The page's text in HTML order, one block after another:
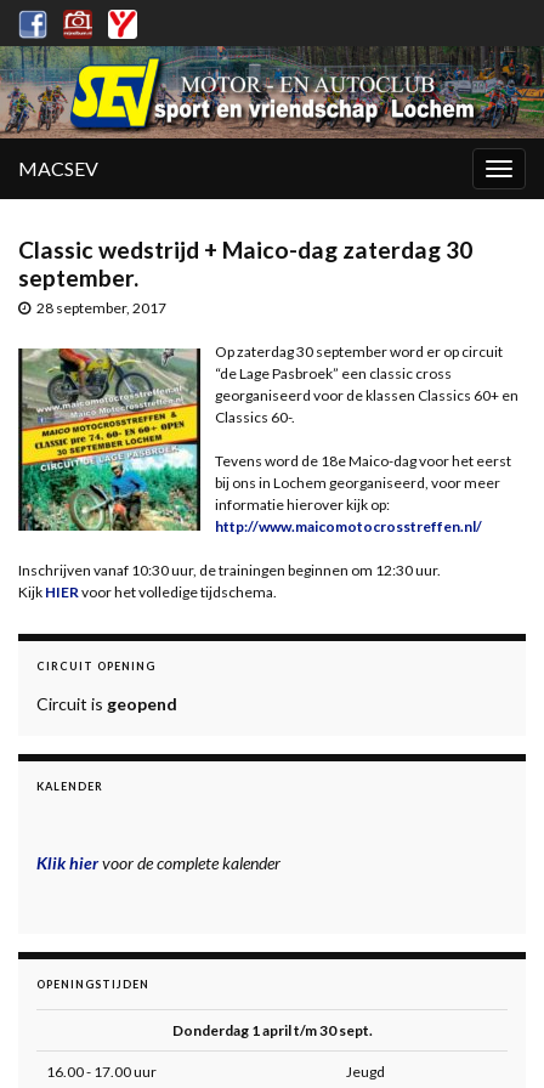
MACSEV
Classic wedstrijd + Maico-dag zaterdag 30
september.
28 september, 2017
Op zaterdag 30 september word er op circuit
“de Lage Pasbroek” een classic cross
georganiseerd voor de klassen Classics 60+ en
Classics 60-.
Tevens word de 18e Maico-dag voor het eerst
bij ons in Lochem georganiseerd, voor meer
informatie hierover kijk op:
http://www.maicomotocrosstreffen.nl/
Inschrijven vanaf 10:30 uur, de trainingen beginnen om 12:30 uur.
Kijk HIER voor het volledige tijdschema.
CIRCUIT OPENING
Circuit is geopend
KALENDER
Klik hiervoor de complete kalender
OPENINGSTIJDEN
Donderdag 1 april t/m 30 sept.
16.00 - 17.00 uur Jeugd